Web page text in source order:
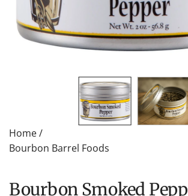
Home/
Bourbon Barrel Foods
Bourbon Smoked Pepper -